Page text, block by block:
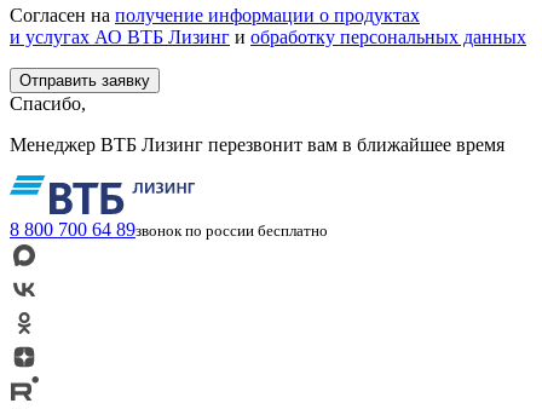
Согласен на получение информации о продуктах
и услугах АО ВТБ Лизинг и обработку персональных данных
Спасибо,
Менеджер ВТБ Лизинг перезвонит вам в ближайшее время
8 800 700 64 89звонок по россии бесплатно